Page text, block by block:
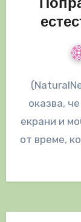
оказва,
екрани и
от време,